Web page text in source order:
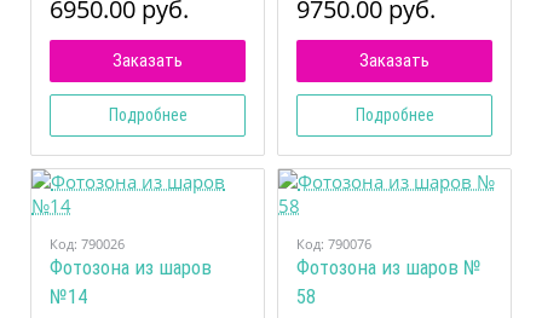
6950.00 руб.
Заказать
Подробнее
9750.00 руб.
Заказать
Подробнее
Код: 790026
Фотозона из шаров
№14
Код: 790076
Фотозона из шаров №
58